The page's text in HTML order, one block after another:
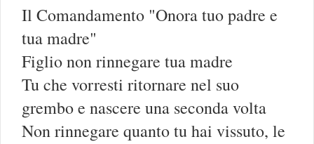
Il Comandamento "Onora tuo padre e
tua madre"
Figlio non rinnegare tua madre
Tu che vorresti ritornare nel suo
grembo e nascere una seconda volta
Non rinnegare quanto tu hai vissuto, le